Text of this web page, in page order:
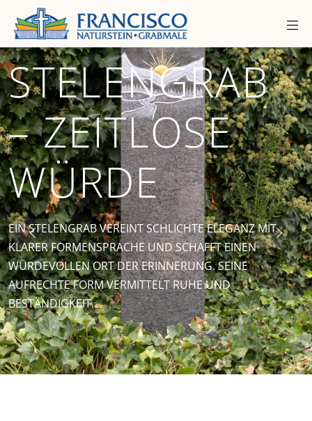
EIN
LICHTBLICK
DER
ERINNERUNG
DIE SONNENSTRAHLEN AUF DIESEN STELEN ERINNERT
AN DAS LEBEN UND SCHENKT DEM GEDENKORT EINE
WARME, HOFFNUNGSVOLLE NOTE. IHRE STRAHLENDEN
LINIEN SYMBOLISIEREN ZUVERSICHT UND LICHT IN DER
ERINNERUNG.